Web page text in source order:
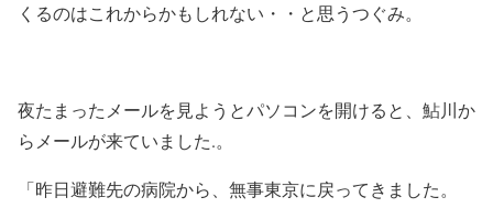
くるのはこれからかもしれない・・と思うつぐみ。
夜たまったメールを見ようとパソコンを開けると、鮎川か
らメールが来ていました.。
「昨日避難先の病院から、無事東京に戻ってきました。